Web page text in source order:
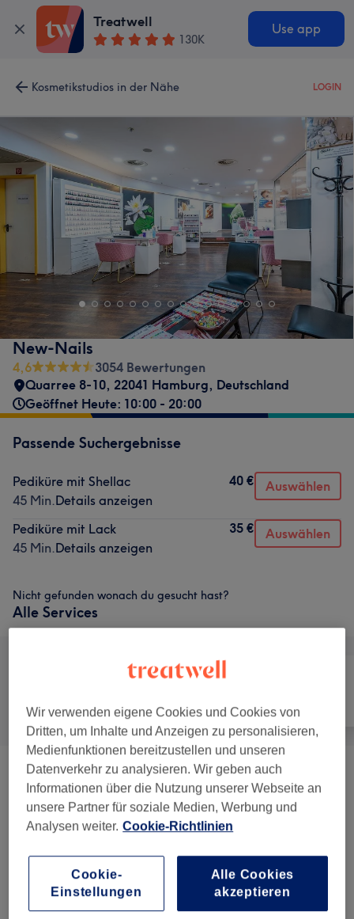
Treatwell
130K
Use app
Kosmetikstudios in der Nähe LOGIN
New-Nails
4,6
3054 Bewertungen
Quarree 8-10, 22041 Hamburg, Deutschland
Geöffnet Heute: 10:00 - 20:00
Passende Suchergebnisse
Pediküre mit Shellac
45 Min.Details anzeigen
40 € Auswählen
Pediküre mit Lack
45 Min.Details anzeigen
35 € Auswählen
Nicht gefunden wonach du gesucht hast?
Alle Services
Maniküre & Nagelverlängerungen (20) ab 10 €
Pediküre ( 4) ab 30 €
Salonbewertungen
Wir verwenden eigene Cookies und Cookies von
Dritten, um Inhalte und Anzeigen zu personalisieren,
Medienfunktionen bereitzustellen und unseren
Datenverkehr zu analysieren. Wir geben auch
Informationen über die Nutzung unserer Webseite an
unsere Partner für soziale Medien, Werbung und
Analysen weiter. Cookie-Richtlinien
Cookie-
Einstellungen
Alle Cookies
akzeptieren